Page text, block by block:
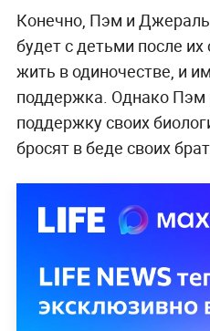
Конечно, Пэм и
будет с детьми после
жить в одиночестве, и
поддержка. Однако Пэм
поддержку своих
бросят в беде своих